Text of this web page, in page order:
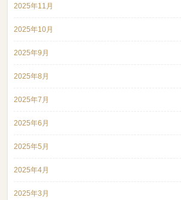
2025年11月
2025年10月
2025年9月
2025年8月
2025年7月
2025年6月
2025年5月
2025年4月
2025年3月